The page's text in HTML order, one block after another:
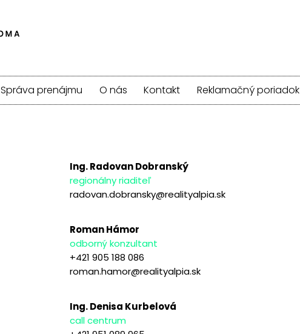
Správa prenájmu O nás Kontakt Reklamačný poriadok
Ing. Radovan Dobranský
regionálny riaditeľ
radovan.dobransky@realityalpia.sk
Roman Hámor
odborný konzultant
+421 905 188 086
roman.hamor@realityalpia.sk
Ing. Denisa Kurbelová
call centrum